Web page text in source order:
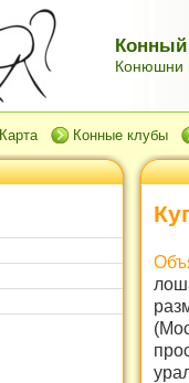
Конный
Конюшни
Карта Конные клубы